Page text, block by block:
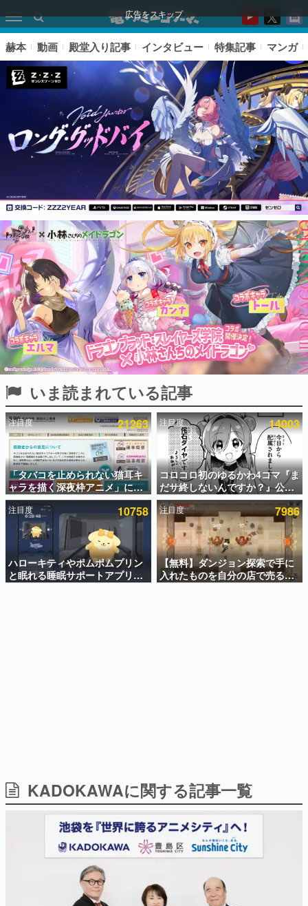
広告をスキップ
ピックアップ
電ファミのいま読まれている記事ランキング
アプリセール情報
インタビュー
連載・特集一覧
殿堂入り記事
SNS拡散数が数千以上！ ページビュー数万以上！ などな
ど。多くの人々に読まれた、電ファミ渾身の“殿堂入り”記
事をまとめました。
ゲームの企画書
名作ゲームクリエイターの方々に製作時のエピソードをお
聞きし、ヒットする企画（ゲーム）とは何か？を探ってい
きます。
赫本
この物語を解いてはいけない。『赫本』は、〈試験問題〉
の形をした短編ホラー小説集です。
新世代に訊く
これからのデジタルゲーム市場を担う若きクリエイター達
の姿を追い、彼らのルーツと情熱を探っていきます。
ゲーム開発者・hamatsu氏がゲームの魅力を画面や操作の
具体的な形から解き明かしていく、硬派で骨太な評論連載
です。
ゲームが変えた日本語
「経験値」「裏技」「ラスボス」… ゲームにまつわる言葉
の起源や用法の変遷を、コンピューター文化史研究家・タ
イニーP氏が徹底調査。
カテゴリ
赫本 動画 殿堂入り記事 インタビュー 特集記事 マンガ
いま読まれている記事
注目度 21263
「タバコを止められない猫耳キ
ャラを描く深夜枠アニメ」に視
聴者の一部から批判意見。違法
薬物の使用と思わしき描写も含
めて、BPOが議論を交わす
注目度 14003
コロコロ初のゆるかわ4コマ『ま
だサ終しないんですか？』公開
スタート。主人公は新入社員の
侘石ダイヤ、ゲーム会社を舞台
にトラブルへ対応する社員たち
を描く
注目度 10758
ハローキティやポムポムプリン
と眠れる睡眠サポートアプリ
『ゆめたび』が配信中。キャラ
注目度 7986
【無料】ダンジョン探索で手に
入れたものを自分の店で売るゲ
ーム『Moonlighter』がSteam
KADOKAWAに関する記事一覧